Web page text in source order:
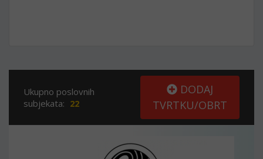
Ukupno poslovnih
subjekata: 22
DODAJ
TVRTKU/OBRT